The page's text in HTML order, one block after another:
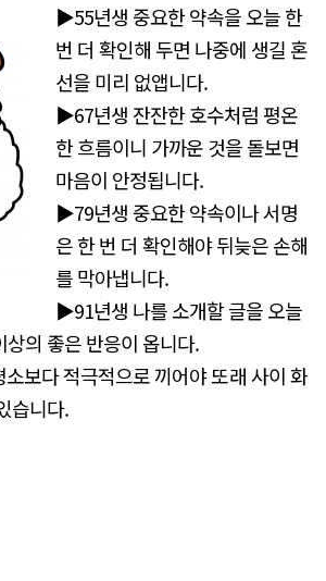
▶55년생 중요한 약속을 오늘 한
번 더 확인해 두면 나중에 생길 혼
선을 미리 없앱니다.
▶67년생 잔잔한 호수처럼 평온
한 흐름이니 가까운 것을 돌보면
마음이 안정됩니다.
▶79년생 중요한 약속이나 서명
은 한 번 더 확인해야 뒤늦은 손해
를 막아냅니다.
▶91년생 나를 소개할 글을 오늘
의 좋은 반응이 옵니다.
보다 적극적으로 끼어야 또래 사이 화
습니다.